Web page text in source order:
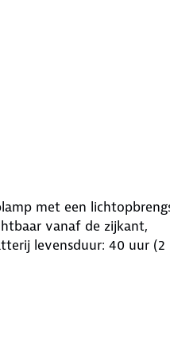
met een
vanaf de zijkant,
levensduur: 40 uur (2